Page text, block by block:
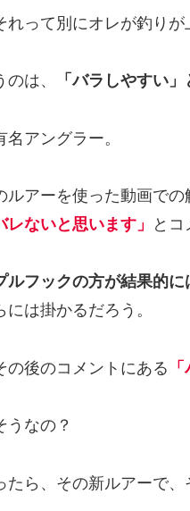
れって別にオレが釣りが
は、 「バラしやすい
名アングラー。
ルアーを使った動画での
レないと思います」
とコ
ルフックの方が結果的
には掛かるだろう。
の後のコメントにある
うなの？
たら、その新ルアーで